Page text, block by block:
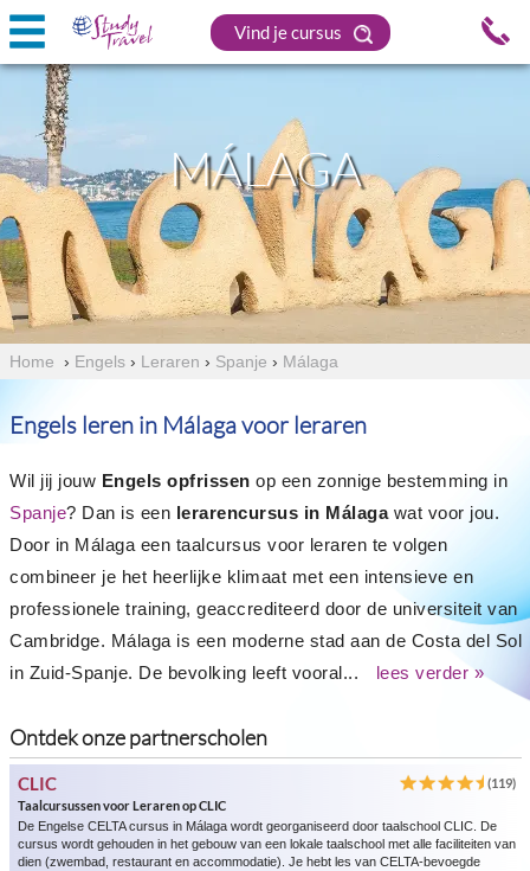
Vind je cursus
MÁLAGA
Home › Engels › Leraren › Spanje › Málaga
Engels leren in Málaga voor leraren
Wil jij jouw Engels opfrissen op een zonnige bestemming in
Spanje? Dan is een lerarencursus in Málagawat voor jou.
Door in Málaga een taalcursus voor leraren te volgen
combineer je het heerlijke klimaat met een intensieve en
professionele training, geaccrediteerd door de universiteit van
Cambridge. Málaga is een moderne stad aan de Costa del Sol
in Zuid-Spanje. De bevolking leeft vooral...
lees verder »
Ontdek onze partnerscholen
CLIC
(119)
Taalcursussen voor Leraren op CLIC
De Engelse CELTA cursus in Málaga wordt georganiseerd door taalschool CLIC. De
cursus wordt gehouden in het gebouw van een lokale taalschool met alle faciliteiten van
dien (zwembad, restaurant en accommodatie). Je hebt les van CELTA-bevoegde